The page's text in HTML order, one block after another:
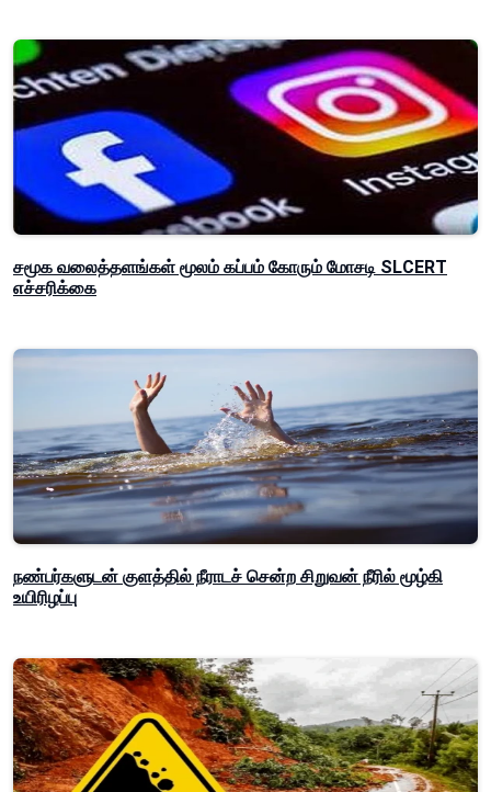
சமூக வலைத்தளங்கள் மூலம் கப்பம் கோரும் மோசடி SLCERT
எச்சரிக்கை
நண்பர்களுடன் குளத்தில் நீராடச் சென்ற சிறுவன் நீரில் மூழ்கி
உயிரிழப்பு